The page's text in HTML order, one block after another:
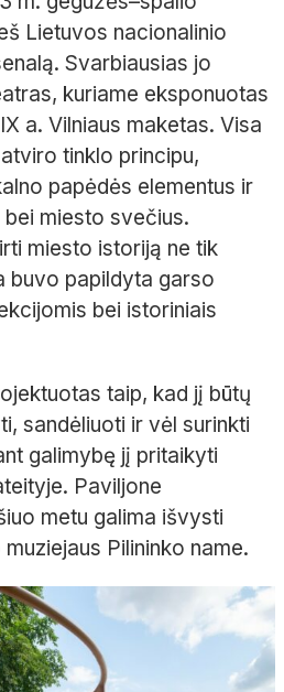
Lietuvos nacionalinio
Svarbiausias jo
kuriame eksponuotas
a. Vilniaus maketas. Visa
tinklo principu,
papėdės elementus ir
miesto svečius.
miesto istoriją ne tik
buvo papildyta garso
bei istoriniais
taip, kad jį būtų
sandėliuoti ir vėl surinkti
galimybę jį pritaikyti
Paviljone
metu galima išvysti
Pilininko name.